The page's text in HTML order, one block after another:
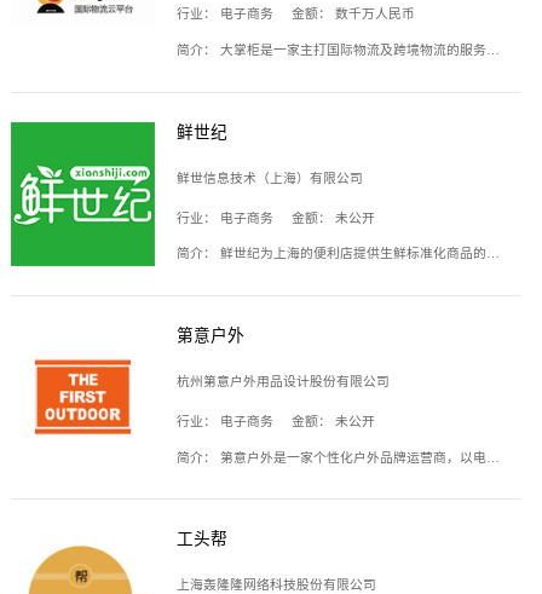
行业： 电子商务 金额： 数千万人民币
简介： 大掌柜是一家主打国际物流及跨境物流的服务云平台，致力于帮助全球国际物流企业在互联网上建立自己的平台，核心产品包括运价通、生意通、业务通、订舱通、招财通等，奥林网络科技（宁波）有限公司旗下产品。
鲜世纪
鲜世信息技术（上海）有限公司
行业： 电子商务 金额： 未公开
简介： 鲜世纪为上海的便利店提供生鲜标准化商品的供应链服务，帮商家解决生鲜采购、运营问题，帮助商家销售。平台提供的商品覆盖果蔬肉类、常温与低温奶制品、冷冻食品、零食饮料、粮油副食、居家洗护等多个品类，上架SKU3000余个。公司建立了近万平方米的仓储场地和物流配送体系，为合作商家提供快速配送服务。
第意户外
杭州第意户外用品设计股份有限公司
行业： 电子商务 金额： 未公开
简介： 第意户外是一家个性化户外品牌运营商，以电子商务为主要载体，主要从事户外产品的设计、生产、销售业务，产品包含冲锋衣、户外鞋、户外背包等。
工头帮
上海轰隆隆网络科技股份有限公司